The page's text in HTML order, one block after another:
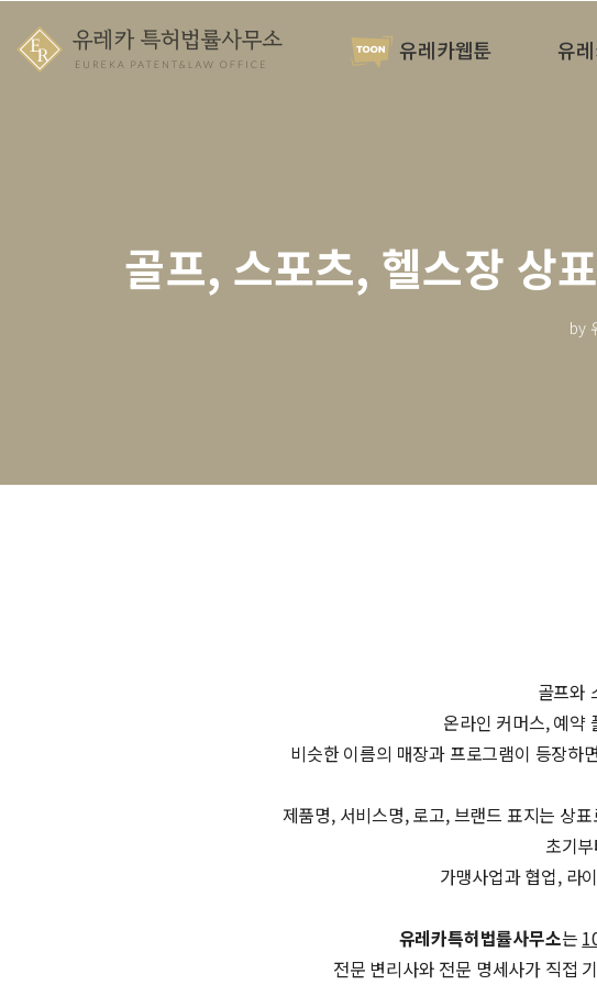
유레카웹툰 유
골프, 스포츠, 헬스장 상
by
골프와
온라인 커머스, 예약
비슷한 이름의 매장과 프로그램이 등장하
제품명, 서비스명, 로고, 브랜드 표지는 상
초기
가맹사업과 협업, 라
유레카특허법률사무소는
전문 변리사와 전문 명세사가 직접